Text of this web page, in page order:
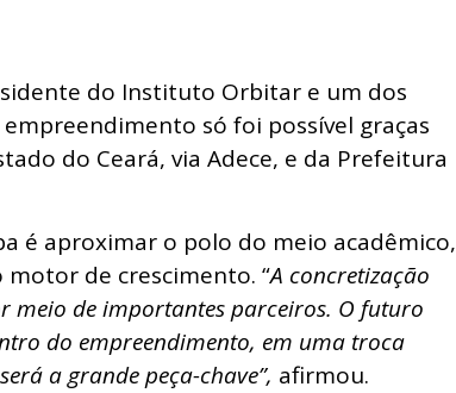
do Instituto Orbitar e um dos
só foi possível graças
do Ceará, via Adece, e da Prefeitura
é aproximar o polo do meio acadêmico,
de crescimento. “A concretização
meio de importantes parceiros. O futuro
do empreendimento, em uma troca
a grande peça-chave”, afirmou.